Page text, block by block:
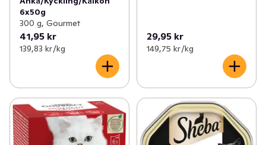
6x50g
300 g, Gourmet
41,95 kr
139,83 kr /kg
29,95 kr
149,75 kr /kg